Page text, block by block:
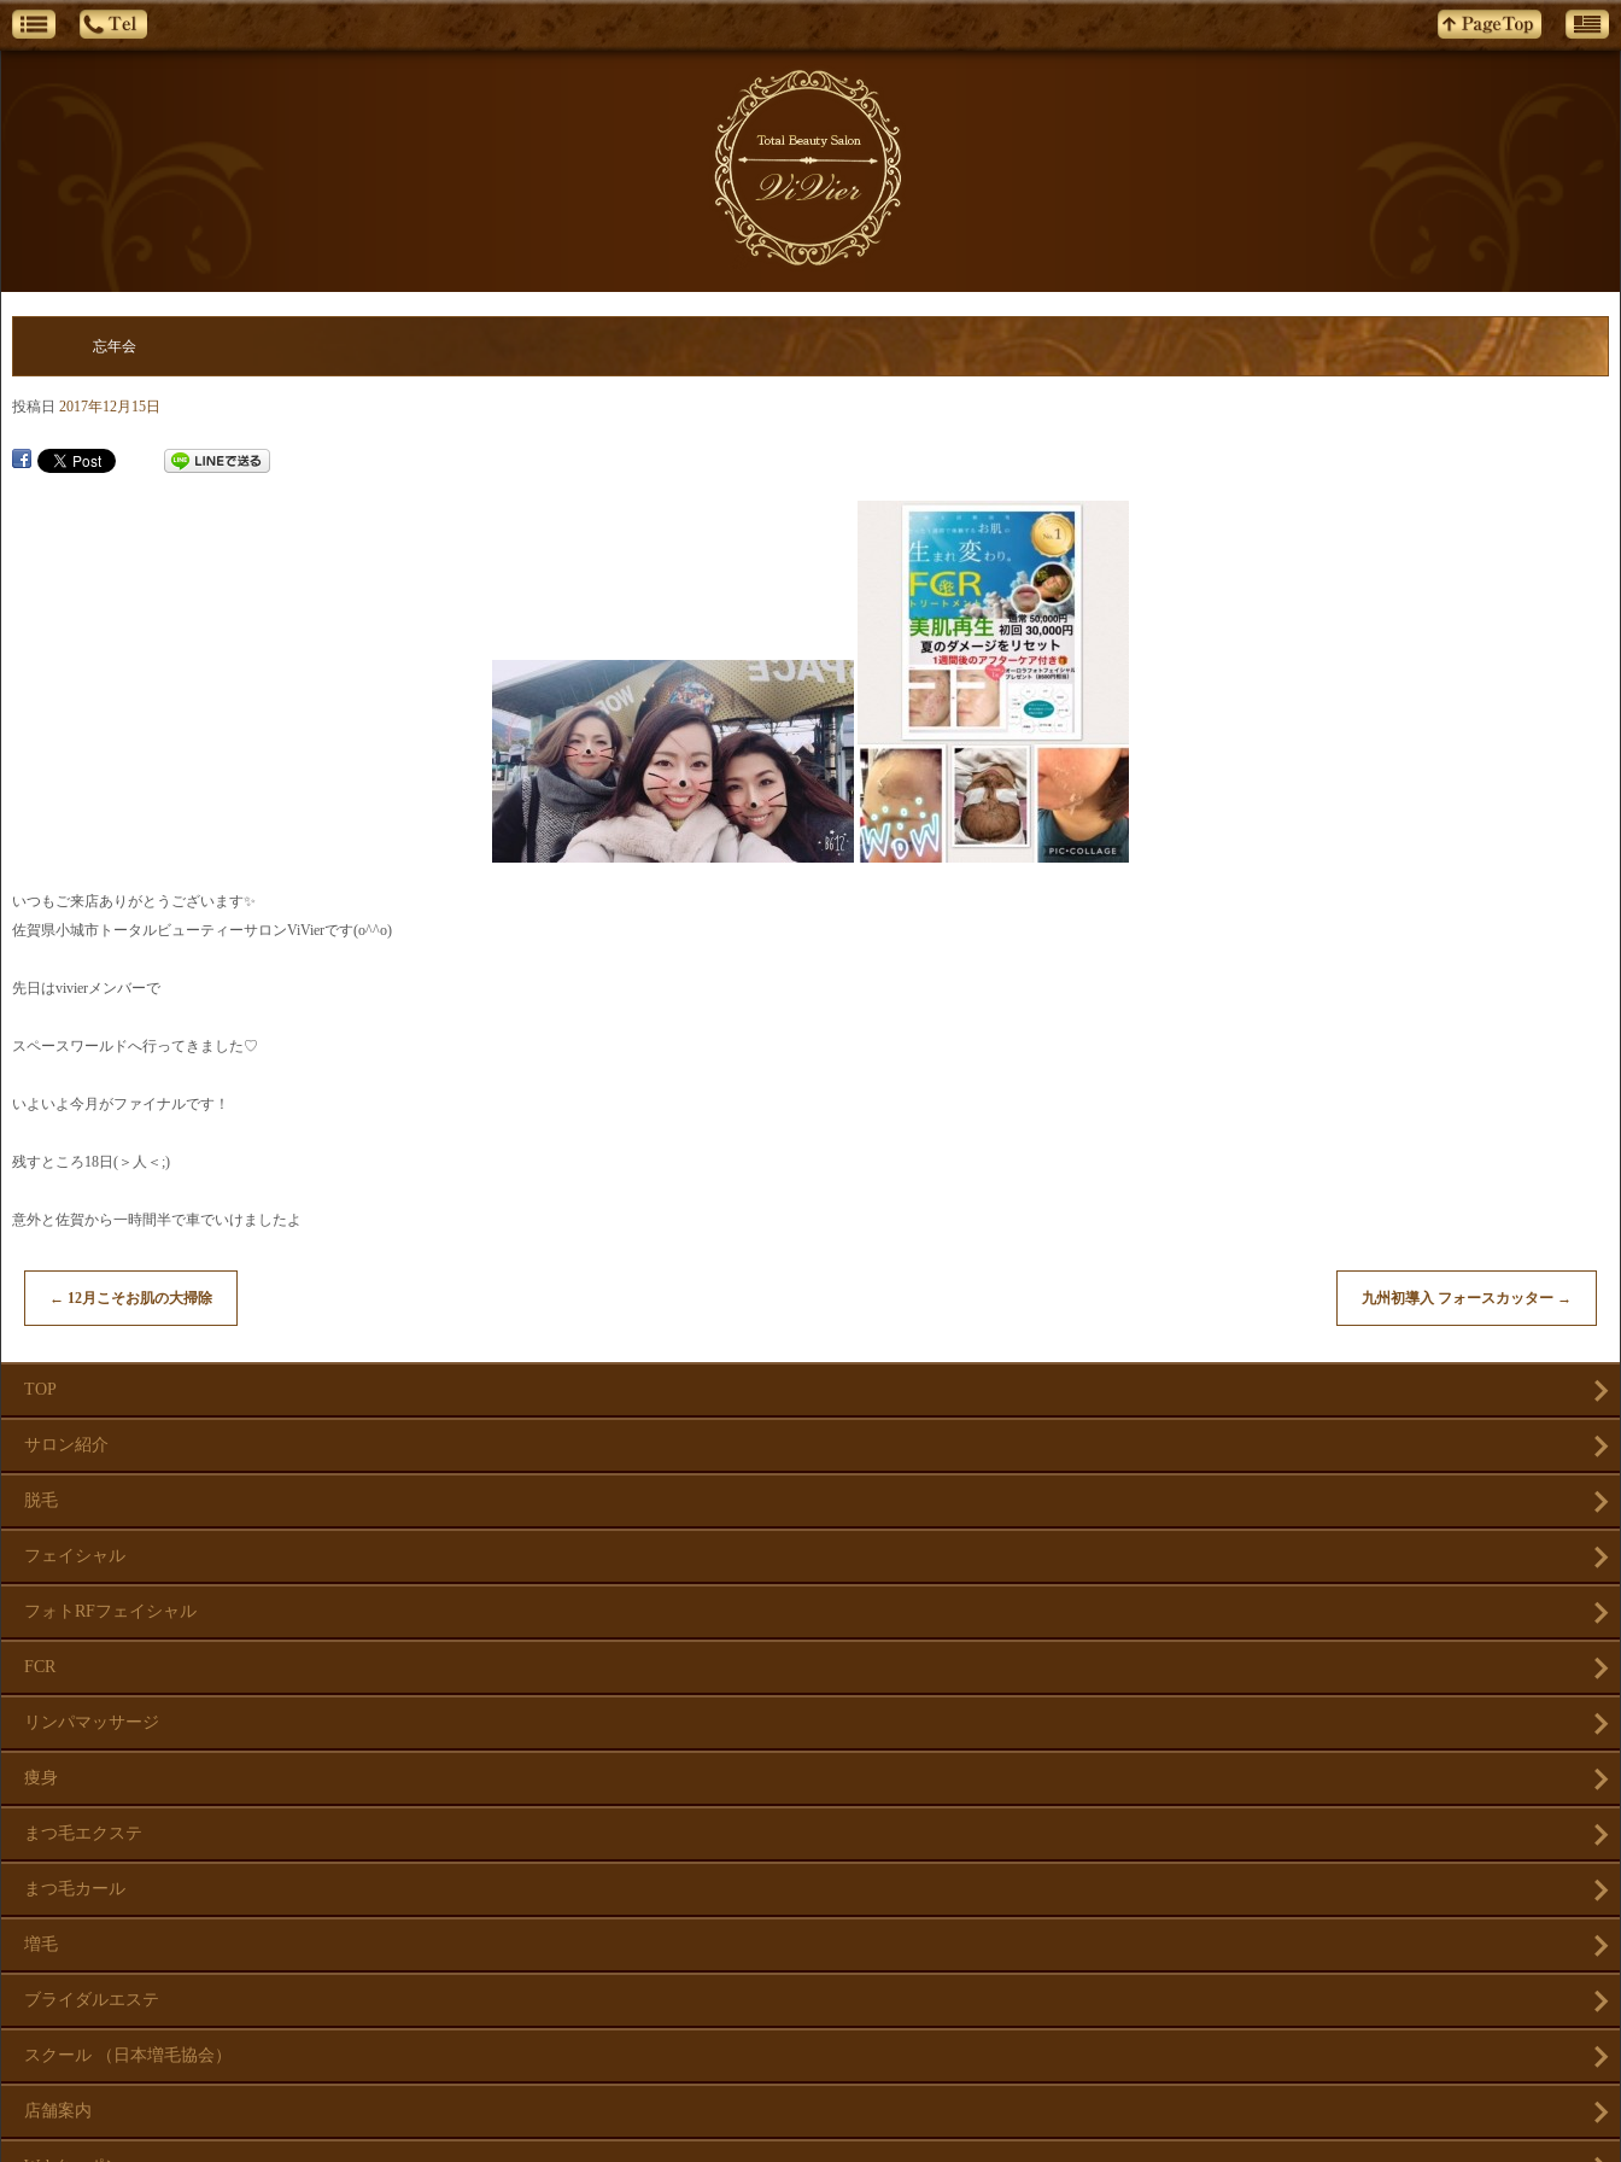
忘年会
投稿日 2017年12月15日
いつもご来店ありがとうございます✨
佐賀県小城市トータルビューティーサロンViVierです(o^^o)
先日はvivierメンバーで
スペースワールドへ行ってきました♡
いよいよ今月がファイナルです！
残すところ18日(＞人＜;)
意外と佐賀から一時間半で車でいけましたよ
← 12月こそお肌の大掃除 九州初導入 フォースカッター →
TOP
サロン紹介
脱毛
フェイシャル
フォトRFフェイシャル
FCR
リンパマッサージ
痩身
まつ毛エクステ
まつ毛カール
増毛
ブライダルエステ
スクール （日本増毛協会）
店舗案内